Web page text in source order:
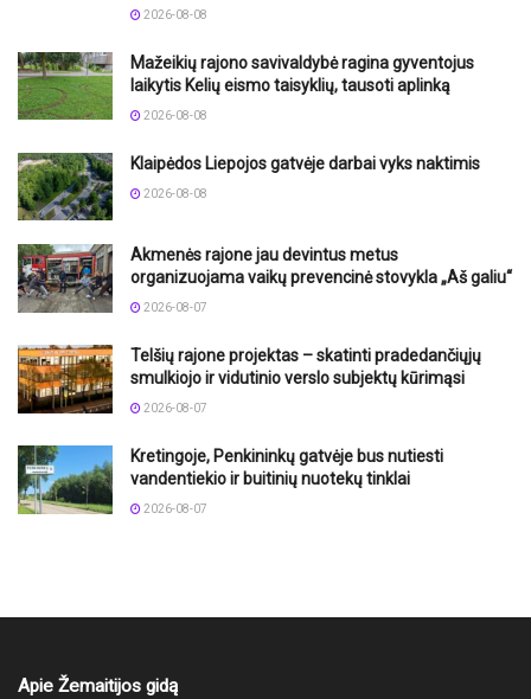
2026-08-08
Mažeikių rajono savivaldybė ragina gyventojus
laikytis Kelių eismo taisyklių, tausoti aplinką
2026-08-08
Klaipėdos Liepojos gatvėje darbai vyks naktimis
2026-08-08
Akmenės rajone jau devintus metus
organizuojama vaikų prevencinė stovykla „Aš galiu“
2026-08-07
Telšių rajone projektas – skatinti pradedančiųjų
smulkiojo ir vidutinio verslo subjektų kūrimąsi
2026-08-07
Kretingoje, Penkininkų gatvėje bus nutiesti
vandentiekio ir buitinių nuotekų tinklai
2026-08-07
Apie Žemaitijos gidą